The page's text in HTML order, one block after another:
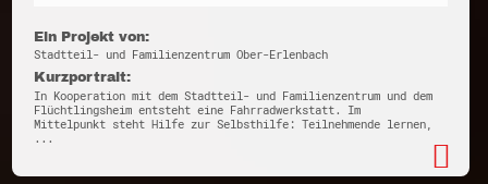
Ein Projekt von:
Stadtteil- und Familienzentrum Ober-Erlenbach
Kurzportrait:
In Kooperation mit dem Stadtteil- und Familienzentrum und dem
Flüchtlingsheim entsteht eine Fahrradwerkstatt. Im
Mittelpunkt steht Hilfe zur Selbsthilfe: Teilnehmende lernen,
...